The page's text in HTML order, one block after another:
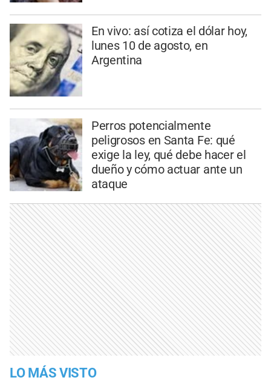
En vivo: así cotiza el dólar hoy,
lunes 10 de agosto, en
Argentina
Perros potencialmente
peligrosos en Santa Fe: qué
exige la ley, qué debe hacer el
dueño y cómo actuar ante un
ataque
LO MÁS VISTO